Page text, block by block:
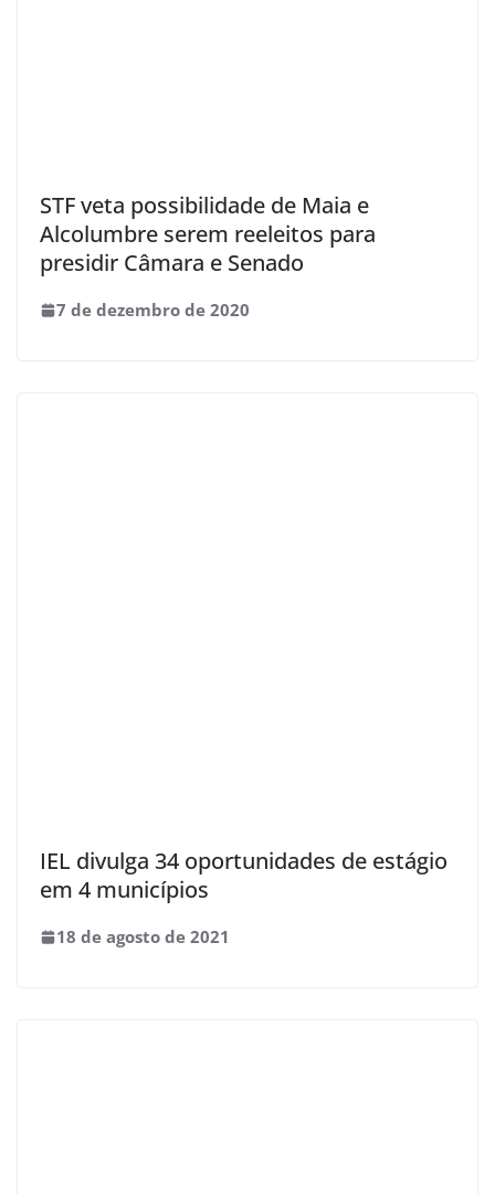
STF veta possibilidade de Maia e
Alcolumbre serem reeleitos para
presidir Câmara e Senado
7 de dezembro de 2020
IEL divulga 34 oportunidades de estágio
em 4 municípios
18 de agosto de 2021